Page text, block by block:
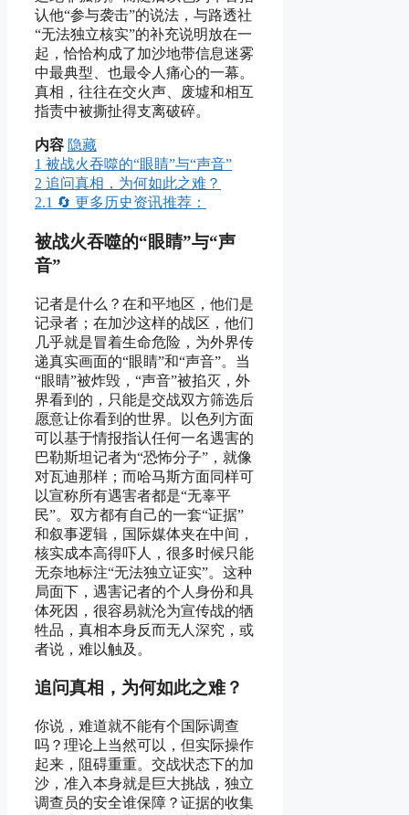
认他“参与袭击”的说法，与路透社
“无法独立核实”的补充说明放在一
起，恰恰构成了加沙地带信息迷雾
中最典型、也最令人痛心的一幕。
真相，往往在交火声、废墟和相互
指责中被撕扯得支离破碎。
内容 隐藏
1 被战火吞噬的“眼睛”与“声音”
2 追问真相，为何如此之难？
2.1 🔄 更多历史资讯推荐：
被战火吞噬的“眼睛”与“声
音”
记者是什么？在和平地区，他们是
记录者；在加沙这样的战区，他们
几乎就是冒着生命危险，为外界传
递真实画面的“眼睛”和“声音”。当
“眼睛”被炸毁，“声音”被掐灭，外
界看到的，只能是交战双方筛选后
愿意让你看到的世界。以色列方面
可以基于情报指认任何一名遇害的
巴勒斯坦记者为“恐怖分子”，就像
对瓦迪那样；而哈马斯方面同样可
以宣称所有遇害者都是“无辜平
民”。双方都有自己的一套“证据”
和叙事逻辑，国际媒体夹在中间，
核实成本高得吓人，很多时候只能
无奈地标注“无法独立证实”。这种
局面下，遇害记者的个人身份和具
体死因，很容易就沦为宣传战的牺
牲品，真相本身反而无人深究，或
者说，难以触及。
追问真相，为何如此之难？
你说，难道就不能有个国际调查
吗？理论上当然可以，但实际操作
起来，阻碍重重。交战状态下的加
沙，准入本身就是巨大挑战，独立
调查员的安全谁保障？证据的收集